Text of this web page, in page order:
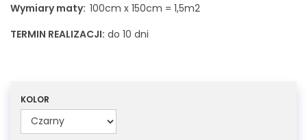
Wymiary maty: 100cm x 150cm = 1,5m2
TERMIN REALIZACJI: do 10 dni
KOLOR